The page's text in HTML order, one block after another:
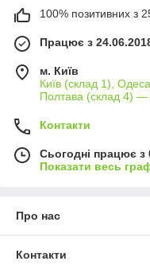
100% позитивних з 25
Працює з
м. Київ
Київ (склад 1),
Полтава (склад 4) —
Контакти
Сьогодні працює з
Показати весь
Про нас
Контакти